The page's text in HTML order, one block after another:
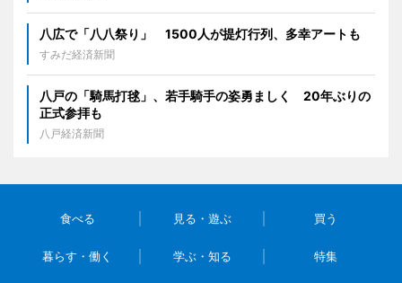
八広で「八八祭り」 1500人が提灯行列、多幸アートも
すみだ経済新聞
八戸の「騎馬打毬」、若手騎手の姿勇ましく 20年ぶりの
正式参拝も
八戸経済新聞
食べる 見る・遊ぶ 買う
暮らす・働く 学ぶ・知る 特集